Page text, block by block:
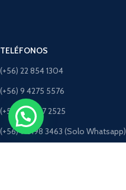
TELÉFONOS
(+56) 22 854 1304
(+56) 9 4275 5576
(+56) 9 9507 2525
(+56) 9 5198 3463 (Solo Whatsapp)